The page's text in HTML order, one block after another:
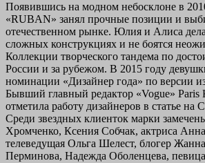
Появившись на модном небосклоне в
«RUBAN» занял прочные позиции и
отечественном рынке. Юлия и Алиса
сложных конструкциях и не боятся
Коллекции творческого тандема по
России и за рубежом. В 2015 году
номинации «Дизайнер года» по версии
Бывший главный редактор «Vogue» Paris
отметила работу дизайнеров в статье на
Среди звездных клиенток марки
Хромченко, Ксения Собчак, актриса
телеведущая Ольга Шелест, блогер
Перминова, Надежда Оболенцева,